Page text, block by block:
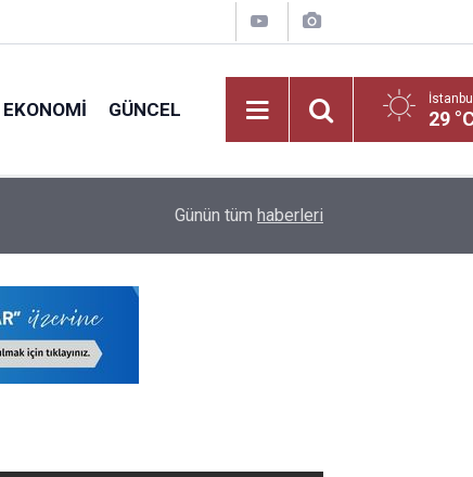
EKONOMI GÜNCEL 29
2026-2027 Dönemi Ücretli Öğretmenlik
Günün tüm haberleri